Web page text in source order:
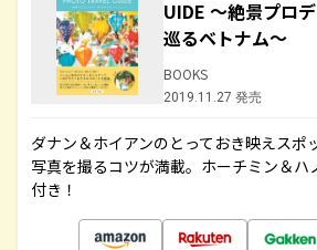
UIDE ～絶景プロ
巡るベトナム～
BOOKS
2019.11.27 発売
ダナン＆ホイアンのとっておき映えスポ
写真を撮るコツが満載。ホーチミン＆ハ
付き！